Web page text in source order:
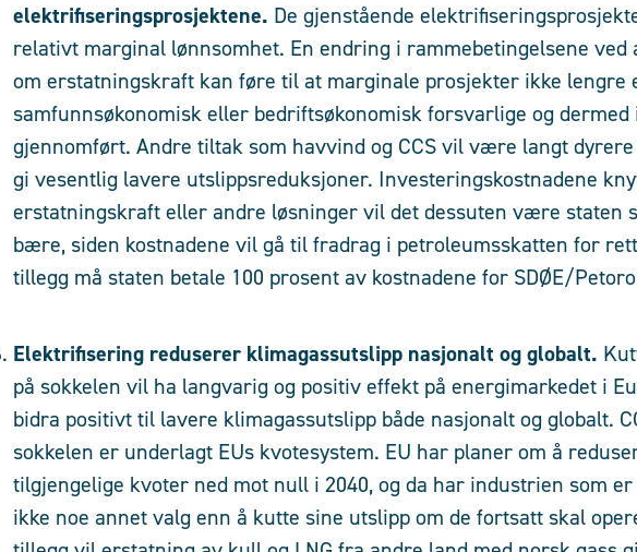
elektrifiseringsprosjektene. De gjenstående
relativt marginal lønnsomhet. En endring i rammebetingelsene ved
om erstatningskraft kan føre til at marginale prosjekter ikke lengre
samfunnsøkonomisk eller bedriftsøkonomisk forsvarlige og
gjennomført. Andre tiltak som havvind og CCS vil være langt
gi vesentlig lavere utslippsreduksjoner. Investeringskostnadene
erstatningskraft eller andre løsninger vil det dessuten være staten
bære, siden kostnadene vil gå til fradrag i petroleumsskatten for
tillegg må staten betale 100 prosent av kostnadene for SDØE/
Elektrifisering reduserer klimagassutslipp nasjonalt og globalt.
på sokkelen vil ha langvarig og positiv effekt på energimarkedet i
bidra positivt til lavere klimagassutslipp både nasjonalt og globalt.
sokkelen er underlagt EUs kvotesystem. EU har planer om å
tilgjengelige kvoter ned mot null i 2040, og da har industrien som er
ikke noe annet valg enn å kutte sine utslipp om de fortsatt skal